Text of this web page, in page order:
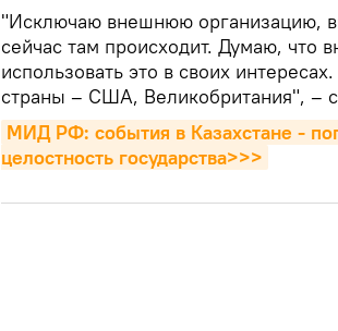
"Исключаю внешнюю организацию,
сейчас там происходит. Думаю, что
использовать это в своих
страны – США, Великобритания", –
МИД РФ: события в Казахстане -
целостность государства>>>